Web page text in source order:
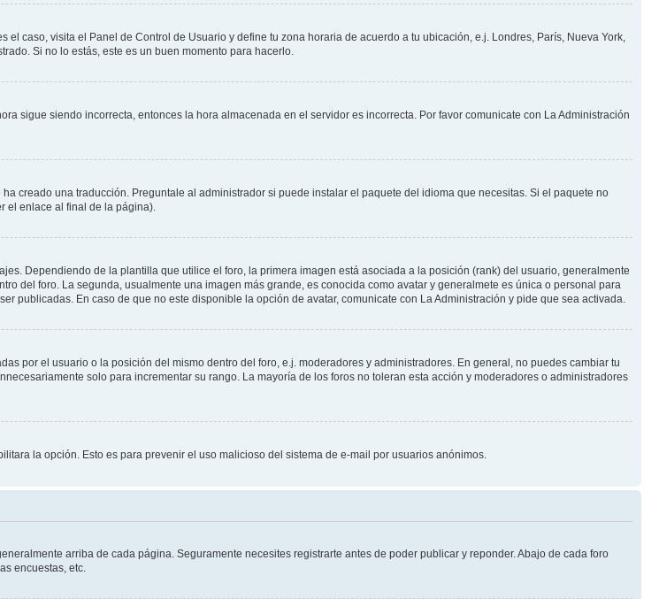
caso, visita el Panel de Control de Usuario y define tu zona horaria de acuerdo a tu ubicación, e.j. Londres, París, Nueva York,
Si no lo estás, este es un buen momento para hacerlo.
sigue siendo incorrecta, entonces la hora almacenada en el servidor es incorrecta. Por favor comunicate con La Administración
creado una traducción. Preguntale al administrador si puede instalar el paquete del idioma que necesitas. Si el paquete no
el enlace al final de la página).
Dependiendo de la plantilla que utilice el foro, la primera imagen está asociada a la posición (rank) del usuario, generalmente
del foro. La segunda, usualmente una imagen más grande, es conocida como avatar y generalmete es única o personal para
publicadas. En caso de que no este disponible la opción de avatar, comunicate con La Administración y pide que sea activada.
por el usuario o la posición del mismo dentro del foro, e.j. moderadores y administradores. En general, no puedes cambiar tu
solo para incrementar su rango. La mayoría de los foros no toleran esta acción y moderadores o administradores
la opción. Esto es para prevenir el uso malicioso del sistema de e-mail por usuarios anónimos.
arriba de cada página. Seguramente necesites registrarte antes de poder publicar y reponder. Abajo de cada foro
encuestas, etc.